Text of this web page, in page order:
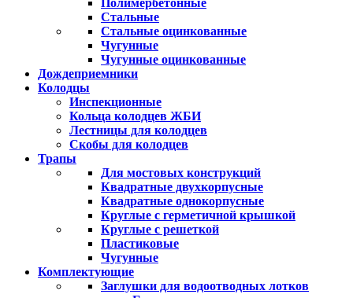
Полимербетонные
Стальные
Стальные оцинкованные
Чугунные
Чугунные оцинкованные
Дождеприемники
Колодцы
Инспекционные
Кольца колодцев ЖБИ
Лестницы для колодцев
Скобы для колодцев
Трапы
Для мостовых конструкций
Квадратные двухкорпусные
Квадратные однокорпусные
Круглые с герметичной крышкой
Круглые с решеткой
Пластиковые
Чугунные
Комплектующие
Заглушки для водоотводных лотков